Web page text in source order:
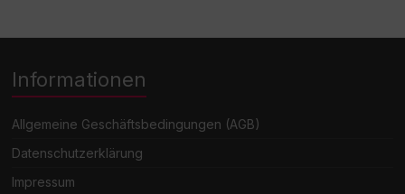
Informationen
Allgemeine Geschäftsbedingungen (AGB)
Datenschutzerklärung
Impressum